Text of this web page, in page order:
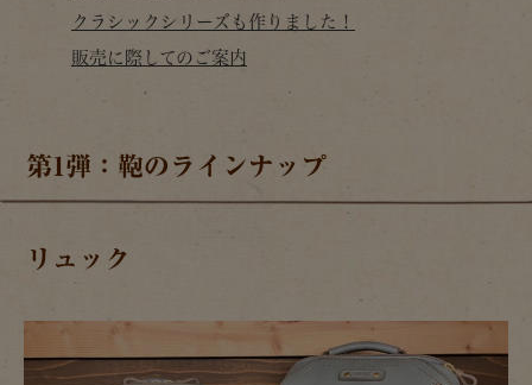
クラシックシリーズも作りました！
販売に際してのご案内
第1弾：鞄のラインナップ
リュック